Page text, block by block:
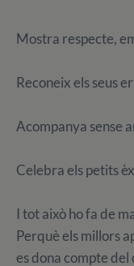
Mostra respecte,
Reconeix els seus
Acompanya sense
Celebra els petits
I tot això ho fa de
Perquè els millors
es dona compte